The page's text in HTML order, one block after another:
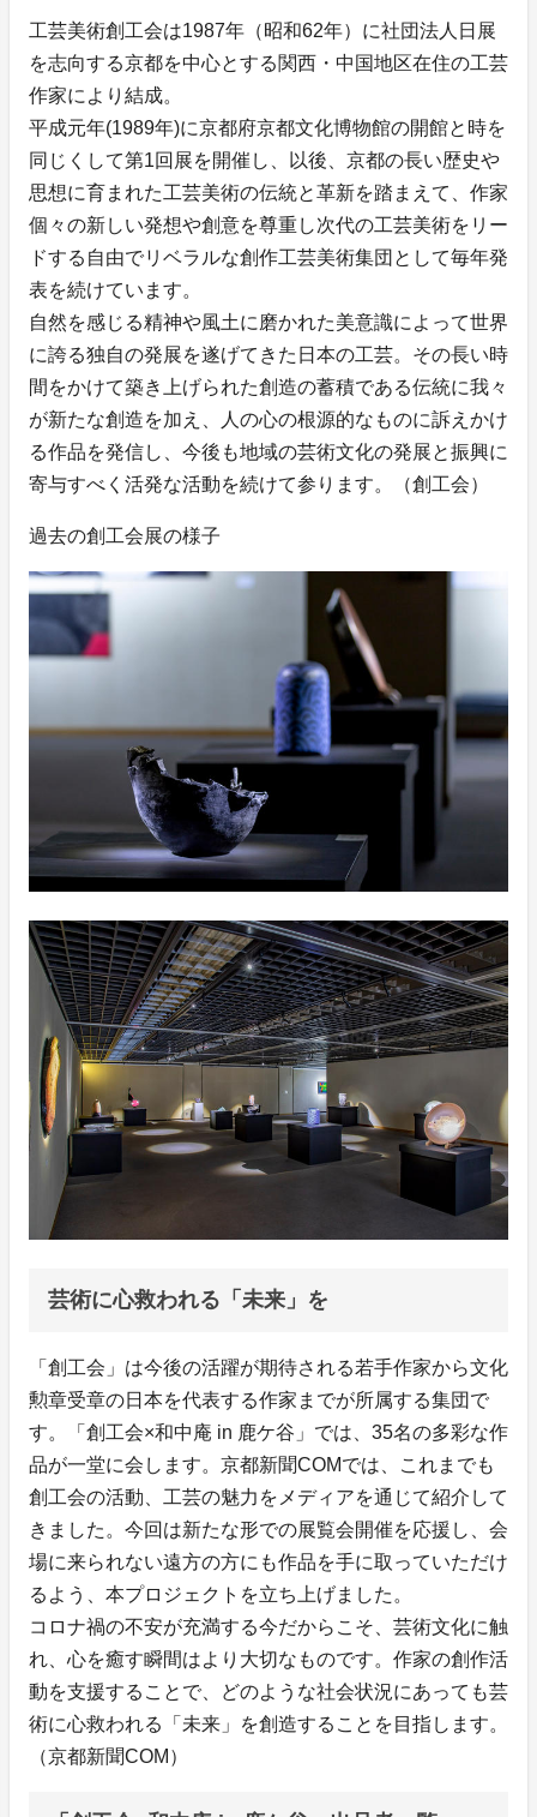
工芸美術創工会は1987年（昭和62年）に社団法人日展
を志向する京都を中心とする関西・中国地区在住の工芸
作家により結成。
平成元年(1989年)に京都府京都文化博物館の開館と時を
同じくして第1回展を開催し、以後、京都の長い歴史や
思想に育まれた工芸美術の伝統と革新を踏まえて、作家
個々の新しい発想や創意を尊重し次代の工芸美術をリー
ドする自由でリベラルな創作工芸美術集団として毎年発
表を続けています。
自然を感じる精神や風土に磨かれた美意識によって世界
に誇る独自の発展を遂げてきた日本の工芸。その長い時
間をかけて築き上げられた創造の蓄積である伝統に我々
が新たな創造を加え、人の心の根源的なものに訴えかけ
る作品を発信し、今後も地域の芸術文化の発展と振興に
寄与すべく活発な活動を続けて参ります。（創工会）
過去の創工会展の様子
芸術に心救われる「未来」を
「創工会」は今後の活躍が期待される若手作家から文化
勲章受章の日本を代表する作家までが所属する集団で
す。「創工会×和中庵 in 鹿ケ谷」では、35名の多彩な作
品が一堂に会します。京都新聞COMでは、これまでも
創工会の活動、工芸の魅力をメディアを通じて紹介して
きました。今回は新たな形での展覧会開催を応援し、会
場に来られない遠方の方にも作品を手に取っていただけ
るよう、本プロジェクトを立ち上げました。
コロナ禍の不安が充満する今だからこそ、芸術文化に触
れ、心を癒す瞬間はより大切なものです。作家の創作活
動を支援することで、どのような社会状況にあっても芸
術に心救われる「未来」を創造することを目指します。
（京都新聞COM）